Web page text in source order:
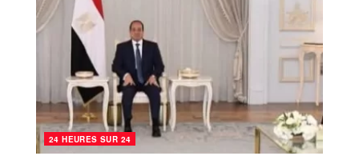
24 HEURES SUR 24